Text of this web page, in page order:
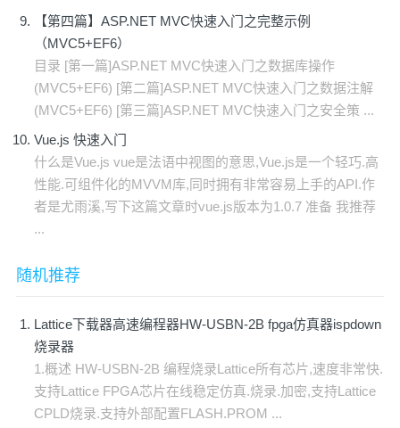
【第四篇】ASP.NET MVC快速入门之完整示例
（MVC5+EF6）
目录 [第一篇]ASP.NET MVC快速入门之数据库操作
(MVC5+EF6) [第二篇]ASP.NET MVC快速入门之数据注解
(MVC5+EF6) [第三篇]ASP.NET MVC快速入门之安全策 ...
Vue.js 快速入门
什么是Vue.js vue是法语中视图的意思,Vue.js是一个轻巧.高
性能.可组件化的MVVM库,同时拥有非常容易上手的API.作
者是尤雨溪,写下这篇文章时vue.js版本为1.0.7 准备 我推荐
...
随机推荐
Lattice下载器高速编程器HW-USBN-2B fpga仿真器ispdown
烧录器
1.概述 HW-USBN-2B 编程烧录Lattice所有芯片,速度非常快.
支持Lattice FPGA芯片在线稳定仿真.烧录.加密,支持Lattice
CPLD烧录.支持外部配置FLASH.PROM ...